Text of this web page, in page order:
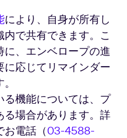
により、自身が所有し
で共有できます。こ
、エンベロープの進
応じてリマインダー
機能については、プ
る場合があります。詳
お電話（03-4588-